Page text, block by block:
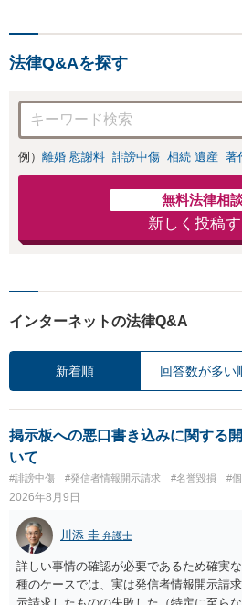
法律Q&Aを探す
例） 離婚 慰謝料 誹謗中傷 相続 遺産 著
無料法律相
新しく投稿
インターネットの法律Q&A
新着順 回答数が多い
掲示板への悪口書き込みに関する
いて
#誹謗中傷 #発信者情報開示請求 #名誉毀損 #
2026年8月9日
川添 圭 弁護士
詳しい事情の確認が必要であるため確実
種のケースでは、実は発信者情報開示請
示請求したものの失敗した（特定に至ら